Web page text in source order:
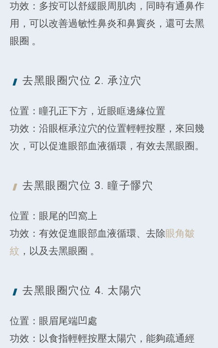
功效：多按可以舒緩眼周肌肉，同時有通鼻作
用，可以改善過敏性鼻炎和鼻竇炎，還可去黑
眼圈 。
去黑眼圈穴位 2. 承泣穴
位置：瞳孔正下方，近眼眶邊緣位置
功效：沿眼框承泣穴的位置輕輕按壓，來回幾
次，可以促進眼部血液循環，有效去黑眼圈。
去黑眼圈穴位 3. 瞳子髎穴
位置：眼尾的凹窩上
功效：有效促進眼部血液循環、去除眼角皺
紋 ，以及去黑眼圈 。
去黑眼圈穴位 4. 太陽穴
位置：眼眉尾端凹處
功效：以食指輕輕按壓太陽穴，能夠疏通經